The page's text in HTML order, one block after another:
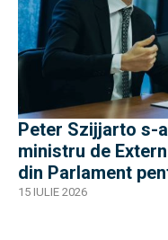
Peter Szijjarto s-
ministru de
din Parlament
15 IULIE 2026